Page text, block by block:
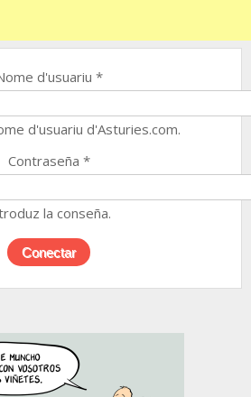
d'usuariu *
d'usuariu d'Asturies.com.
Contraseña *
la conseña.